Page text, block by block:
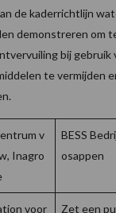
de kaderrichtlijn
demonstreren om
bij gebruik
te vermijden
v
Inagro
BESS
osappen
voor
Zet een